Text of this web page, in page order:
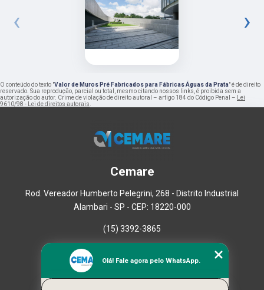
‹ ›
O conteúdo do texto "Valor de Muros Pré Fabricados para Fábricas Águas da Prata" é de direito
reservado. Sua reprodução, parcial ou total, mesmo citando nossos links, é proibida sem a
autorização do autor. Crime de violação de direito autoral – artigo 184 do Código Penal –
Lei
9610/98 - Lei de direitos autorais
Cemare
Rod. Vereador Humberto Pelegrini, 268 - Distrito Industrial
Alambari - SP - CEP: 18220-000
(15) 3392-3865
Empresa
Missão
Olá! Fale agora pelo WhatsApp.